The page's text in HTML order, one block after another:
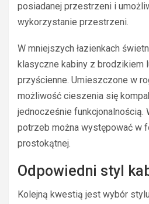
posiadanej przestrzeni i
wykorzystanie przestrzeni.
W mniejszych łazienkach
klasyczne kabiny z brodzikiem
przyścienne. Umieszczone w
możliwość cieszenia się
jednocześnie funkcjonalnością.
potrzeb można występować w
prostokątnej.
Odpowiedni styl
Kolejną kwestią jest wybór